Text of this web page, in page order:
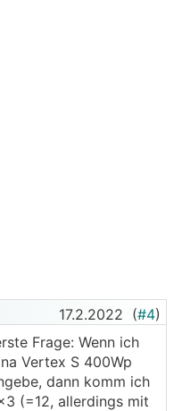
17.2.2022 (#4)
Frage: Wenn ich
Vertex S 400Wp
dann komm ich
(=12, allerdings mit